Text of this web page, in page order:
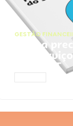
GESTÃO
Faça a
seu
ChatGPT